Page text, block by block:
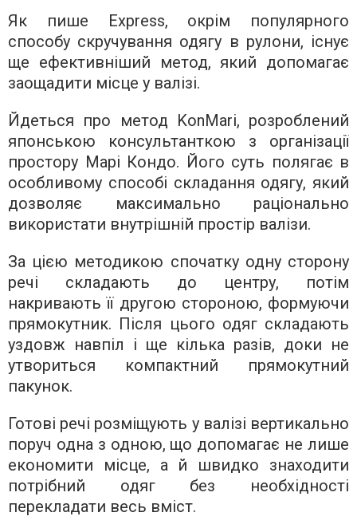
Як пише Express, окрім популярного
способу скручування одягу в рулони, існує
ще ефективніший метод, який допомагає
заощадити місце у валізі.
Йдеться про метод KonMari, розроблений
японською консультанткою з організації
простору Марі Кондо. Його суть полягає в
особливому способі складання одягу, який
дозволяє максимально раціонально
використати внутрішній простір валізи.
За цією методикою спочатку одну сторону
речі складають до центру, потім
накривають її другою стороною, формуючи
прямокутник. Після цього одяг складають
уздовж навпіл і ще кілька разів, доки не
утвориться компактний прямокутний
пакунок.
Готові речі розміщують у валізі вертикально
поруч одна з одною, що допомагає не лише
економити місце, а й швидко знаходити
потрібний одяг без необхідності
перекладати весь вміст.